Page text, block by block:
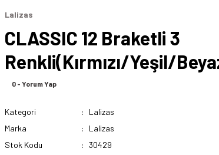
Lalizas
CLASSIC 12 Braketli 3
Renkli(Kırmızı/Yeşil/
0 - Yorum Yap
Kategori
Lalizas
Marka
Lalizas
Stok Kodu
30429